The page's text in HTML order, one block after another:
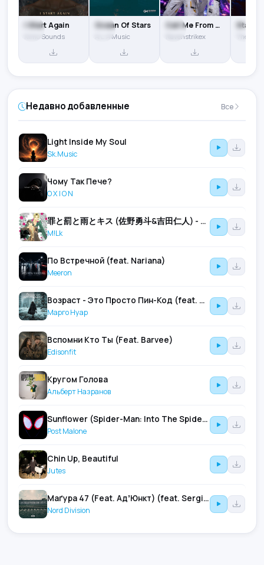
I Start Again
Kimo Sounds
Ocean Of Stars
A.L.A Music
Call Me From The Stars
Ravenstrikex The
Недавно добавленные Все
Light Inside My Soul
Sk.Music
Чому Так Пече?
O X I O N
罪と罰と雨とキス (佐野勇斗&吉田仁人) - Tsumi To Batsu To Ame To Kiss (Hayato Sano & Jinto Yoshida)
M!Lk
По Встречной (feat. Nariana)
Meeron
Возраст - Это Просто Пин-Код (feat. Александра Чистякова & Лилия Вайн)
Марго Нуар
Вспомни Кто Ты (Feat. Barvee)
Edisonfit
Кругом Голова
Альберт Назранов
Sunflower (Spider-Man: Into The Spider-Verse) (feat. Swae Lee)
Post Malone
Chin Up, Beautiful
Jutes
Маґура 47 (Feat. АдʼЮнкт) (feat. Sergio Tacchini & Культурні Сили)
Nord Division